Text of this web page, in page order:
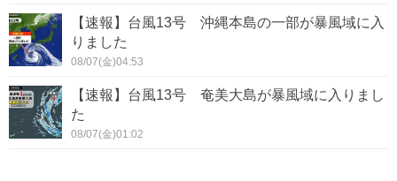
【速報】台風13号 沖縄本島の一部が暴風域に入
りました
08/07(金)04:53
【速報】台風13号 奄美大島が暴風域に入りまし
た
08/07(金)01:02